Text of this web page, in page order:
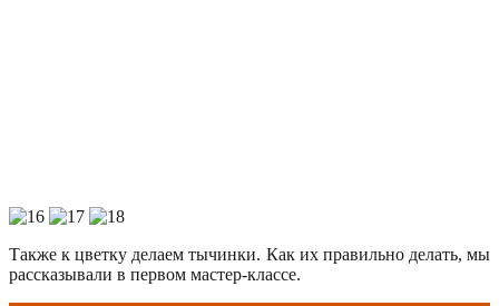
Также к цветку делаем тычинки. Как их правильно делать, мы
рассказывали в первом мастер-классе.